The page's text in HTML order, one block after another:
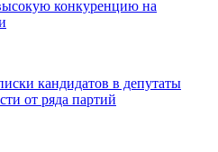
конкуренцию на
кандидатов в депутаты
от ряда партий